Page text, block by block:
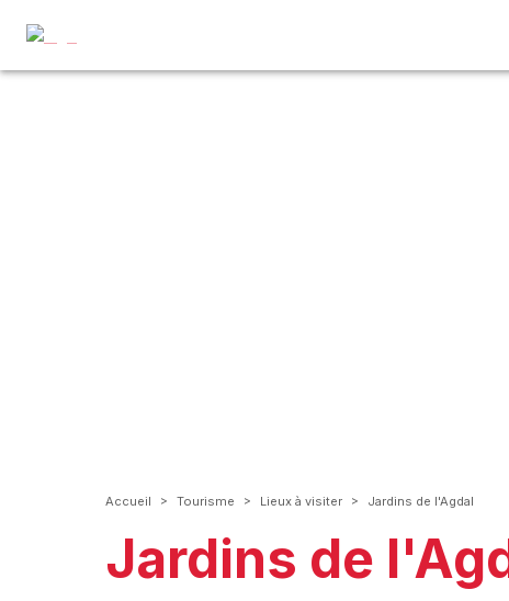
Accueil > Tourisme > Lieux à visiter > Jardins de l'Agdal
Jardins de